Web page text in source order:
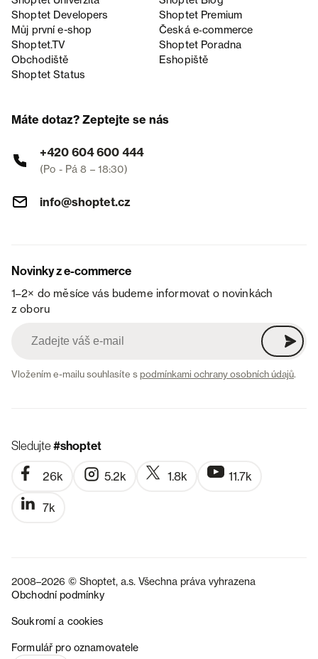
Shoptet Developers
Shoptet Premium
Můj první e-shop
Česká e‑commerce
Shoptet.TV
Shoptet Poradna
Obchodiště
Eshopiště
Shoptet Status
Máte dotaz? Zeptejte se nás
+420 604 600 444
(Po - Pá 8 – 18:30)
info@shoptet.cz
Novinky z e-commerce
1–2× do měsíce vás budeme informovat o novinkách
z oboru
Vložením e-mailu souhlasíte spodmínkami ochrany osobních údajů.
Sledujte#shoptet
26k 5.2k 1.8k 11.7k
7k
2008–2026 © Shoptet, a.s. Všechna práva vyhrazena
Obchodní podmínky
Soukromí a cookies
Formulář pro oznamovatele